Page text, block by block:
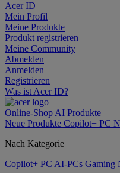
Acer ID
Mein Profil
Meine Produkte
Produkt registrieren
Meine Community
Abmelden
Anmelden
Registrieren
Was ist Acer ID?
Online-Shop AI Produkte
Neue Produkte Copilot+ PC
Nach Kategorie
Copilot+ PC AI-PCs Gaming